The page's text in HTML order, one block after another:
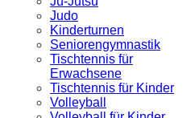
Judo
Kinderturnen
Seniorengymnastik
Tischtennis für
Erwachsene
Tischtennis für Kinder
Volleyball